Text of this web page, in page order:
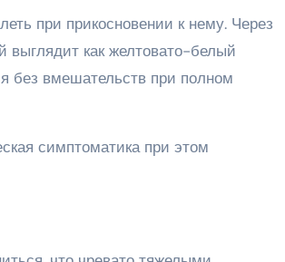
при прикосновении к нему. Через
выглядит как желтовато-белый
без вмешательств при полном
симптоматика при этом